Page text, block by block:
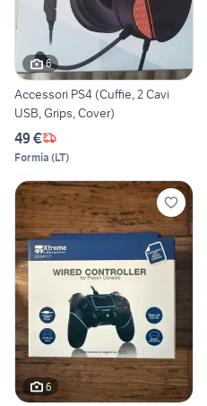
6
Accessori PS4 (Cuffie, 2 Cavi
USB, Grips, Cover)
49 €
Formia (LT)
6